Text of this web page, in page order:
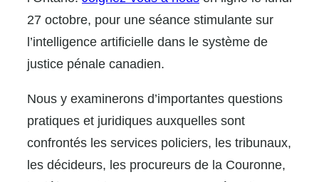
27 octobre, pour une séance stimulante sur
l’intelligence artificielle dans le système de
justice pénale canadien.
Nous y examinerons d’importantes questions
pratiques et juridiques auxquelles sont
confrontés les services policiers, les tribunaux,
les décideurs, les procureurs de la Couronne,